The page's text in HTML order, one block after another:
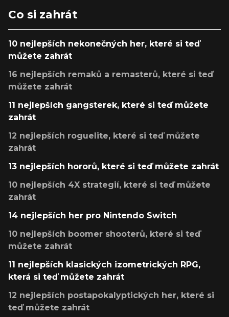
Co si zahrát
10 nejlepších nekonečných her, které si teď
můžete zahrát
16 nejlepších remaků a remasterů, které si teď
můžete zahrát
11 nejlepších gangsterek, které si teď můžete
zahrát
12 nejlepších roguelite, které si teď můžete
zahrát
13 nejlepších hororů, které si teď můžete zahrát
10 nejlepších 4X strategií, které si teď můžete
zahrát
14 nejlepších her pro Nintendo Switch
10 nejlepších boomer shooterů, které si teď
můžete zahrát
11 nejlepších klasických izometrických RPG,
která si teď můžete zahrát
12 nejlepších postapokalyptických her, které si
teď můžete zahrát